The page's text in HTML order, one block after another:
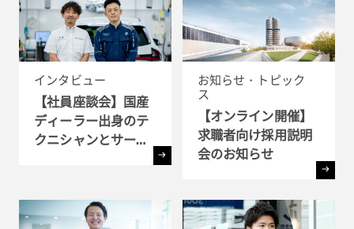
インタビュー
【社員座談会】国産
ディーラー出身のテ
クニシャンとサービ
とは ?!
お知らせ・トピック
ス
【オンライン開催】
求職者向け採用説明
会のお知らせ